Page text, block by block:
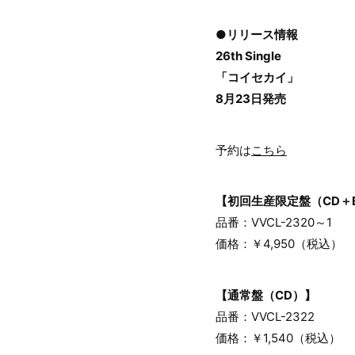
●リリース情報
26th Single
「コイセカイ」
8月23日発売
予約はこちら
【初回生産限定盤（CD
品番：VVCL-2320～1
価格：￥4,950（税込）
【通常盤（CD）】
品番：VVCL-2322
価格：￥1,540（税込）